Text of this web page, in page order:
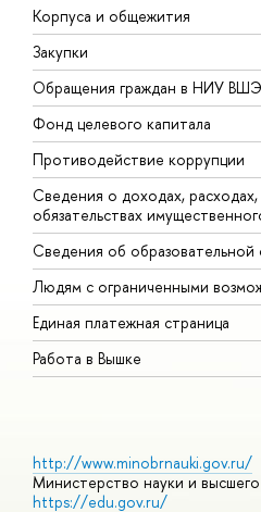
Корпуса и общежития
Закупки
Обращения граждан в НИУ ВШЭ
Фонд целевого капитала
Противодействие коррупции
Сведения о доходах,
обязательствах
Сведения об образовательной
Людям с ограниченными
Единая платежная страница
Работа в Вышке
http://www.minobrnauki.gov.ru/
Министерство науки и
https://edu.gov.ru/